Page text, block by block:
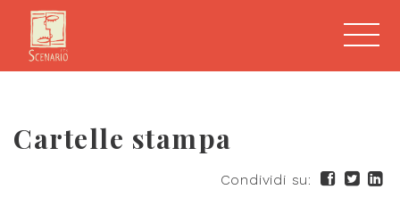
Cartelle stampa
Condividi su: